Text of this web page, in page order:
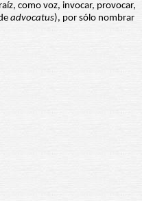
como voz, invocar, provocar,
advocatus), por sólo nombrar